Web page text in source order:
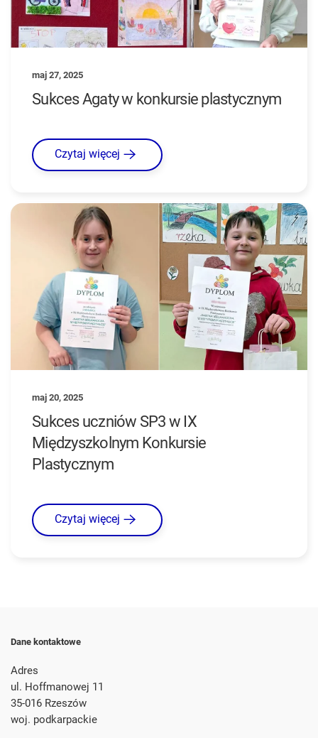
maj 27, 2025
Sukces Agaty w konkursie plastycznym
Czytaj więcej
maj 20, 2025
Sukces uczniów SP3 w IX
Międzyszkolnym Konkursie
Plastycznym
Czytaj więcej
Dane kontaktowe
Adres
ul. Hoffmanowej 11
35-016 Rzeszów
woj. podkarpackie